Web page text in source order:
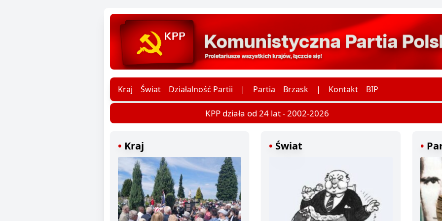
Kraj Świat Działalność Partii | Partia Brzask | Kontakt BIP
KPP działa od 24 lat - 2002-2026
Kraj Świat